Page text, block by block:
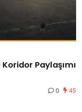
Paylaşımı
0 45